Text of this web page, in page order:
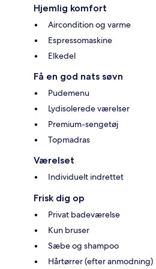
Hjemlig komfort
Aircondition og varme
Espressomaskine
Elkedel
Få en god nats søvn
Pudemenu
Lydisolerede værelser
Premium-sengetøj
Topmadras
Værelset
Individuelt indrettet
Frisk dig op
Privat badeværelse
Kun bruser
Sæbe og shampoo
Hårtørrer (efter anmodning)